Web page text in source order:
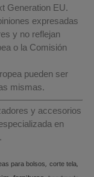
Generation EU.
expresadas
y no reflejan
o la Comisión
pueden ser
mismas.
y accesorios
en
para bolsos corte tela